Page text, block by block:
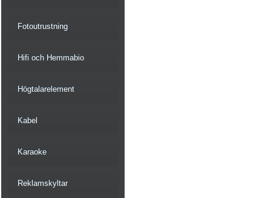
Fotoutrustning
Hifi och Hemmabio
Högtalarelement
Kabel
Karaoke
Reklamskyltar